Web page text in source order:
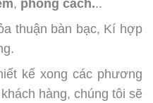
, phong cách...
thuận bàn bạc, Kí hợp
kế xong các phương
hàng, chúng tôi sẽ